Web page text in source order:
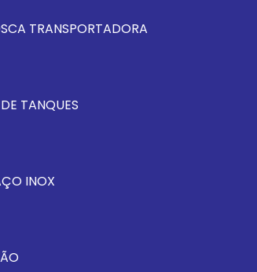
TRANSPORTADORA
TANQUES
INOX